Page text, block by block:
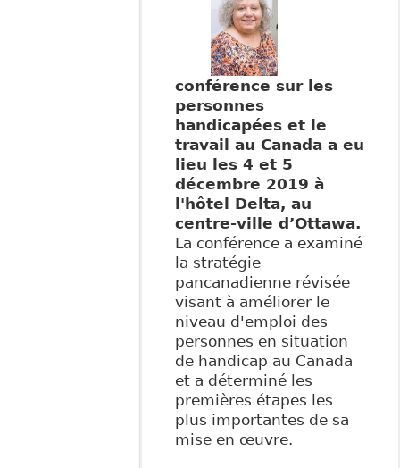
conférence sur les
personnes
handicapées et le
travail au Canada a eu
lieu les 4 et 5
décembre 2019 à
l'hôtel Delta, au
centre-ville d’Ottawa​.
La conférence a examiné
la stratégie
pancanadienne révisée
visant à améliorer le
niveau d'emploi des
personnes en situation
de handicap au Canada
et a déterminé les
premières étapes les
plus importantes de sa
mise en œuvre.